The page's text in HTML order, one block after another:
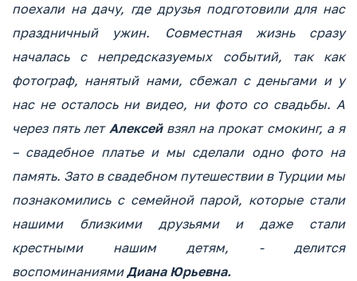
поехали на дачу, где друзья подготовили для нас
праздничный ужин. Совместная жизнь сразу
началась с непредсказуемых событий, так как
фотограф, нанятый нами, сбежал с деньгами и у
нас не осталось ни видео, ни фото со свадьбы. А
через пять летАлексей взял на прокат смокинг, а я
– свадебное платье и мы сделали одно фото на
память. Зато в свадебном путешествии в Турции мы
познакомились с семейной парой, которые стали
нашими близкими друзьями и даже стали
крестными нашим детям, - делится
воспоминаниямиДиана Юрьевна.